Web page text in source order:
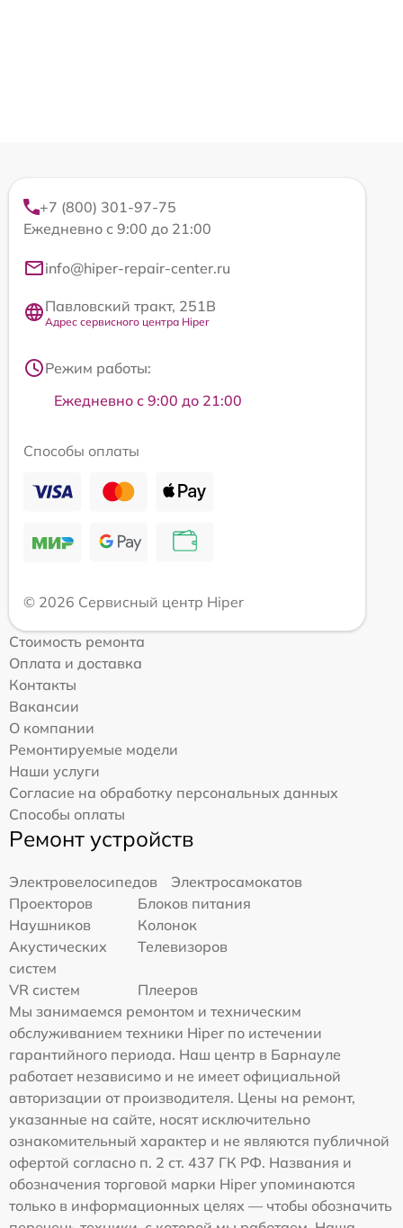
+7 (800) 301-97-75
Ежедневно с 9:00 до 21:00
info@hiper-repair-center.ru
Павловский тракт, 251В
Адрес сервисного центра Hiper
Режим работы:
Ежедневно с 9:00 до 21:00
Способы оплаты
© 2026 Сервисный центр Hiper
Стоимость ремонта
Оплата и доставка
Контакты
Вакансии
О компании
Ремонтируемые модели
Наши услуги
Согласие на обработку персональных данных
Способы оплаты
Ремонт устройств
Электровелосипедов
Электросамокатов
Проекторов
Блоков питания
Наушников
Колонок
Акустических
систем
Телевизоров
VR систем
Плееров
Мы занимаемся ремонтом и техническим
обслуживанием техники Hiper по истечении
гарантийного периода. Наш центр в Барнауле
работает независимо и не имеет официальной
авторизации от производителя. Цены на ремонт,
указанные на сайте, носят исключительно
ознакомительный характер и не являются публичной
офертой согласно п. 2 ст. 437 ГК РФ. Названия и
обозначения торговой марки Hiper упоминаются
только в информационных целях — чтобы обозначить